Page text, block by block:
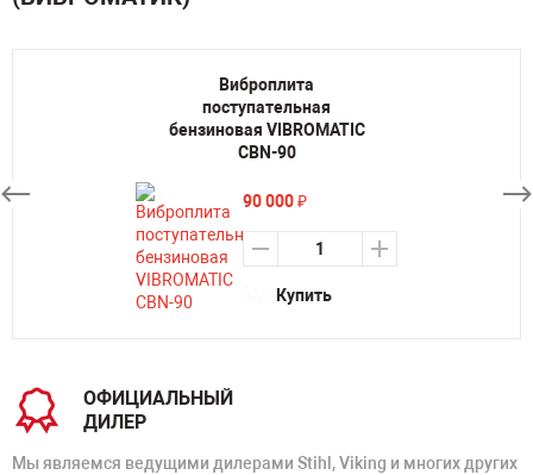
Виброплита
поступательная
бензиновая VIBROMATIC
CBN-90
90 000₽
Купить
ОФИЦИАЛЬНЫЙ
ДИЛЕР
Мы являемся ведущими дилерами Stihl, Viking и многих других